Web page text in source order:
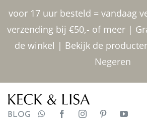
voor 17 uur besteld = vandaag
verzending bij €50,- of meer |
de winkel | Bekijk de
Negeren
inhoud
BLOG